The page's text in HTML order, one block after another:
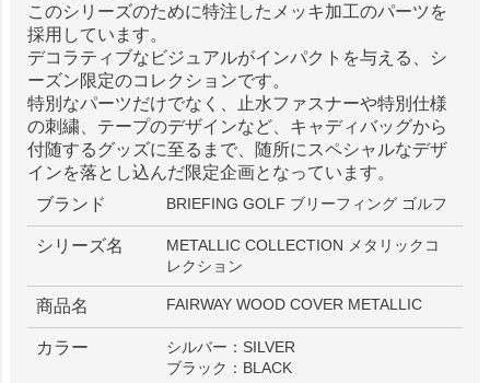
このシリーズのために特注したメッキ加工のパーツを
採用しています。
デコラティブなビジュアルがインパクトを与える、シ
ーズン限定のコレクションです。
特別なパーツだけでなく、止水ファスナーや特別仕様
の刺繍、テープのデザインなど、キャディバッグから
付随するグッズに至るまで、随所にスペシャルなデザ
インを落とし込んだ限定企画となっています。
ブランド
BRIEFING GOLF ブリーフィング ゴルフ
シリーズ名
METALLIC COLLECTION メタリックコ
レクション
商品名 FAIRWAY WOOD COVER METALLIC
カラー
シルバー：SILVER
ブラック：BLACK